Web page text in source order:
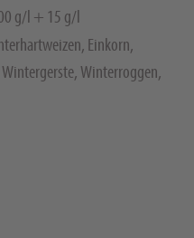
g/l + 15 g/l
Einkorn,
Winterroggen,